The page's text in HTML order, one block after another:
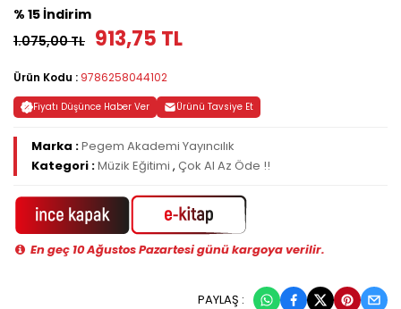
% 15 İndirim
1.075,00 TL 913,75 TL
Ürün Kodu : 9786258044102
Fiyatı Düşünce Haber Ver Ürünü Tavsiye Et
Marka :Pegem Akademi Yayıncılık
Kategori :Müzik Eğitimi , Çok Al Az Öde !!
En geç 10 Ağustos Pazartesi günü kargoya verilir.
PAYLAŞ :